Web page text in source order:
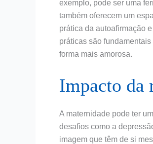
exemplo, pode ser uma
também oferecem um
prática da autoafirmação
práticas são
forma mais amorosa.
Impacto da
A maternidade pode ter
desafios como a
imagem que têm de si